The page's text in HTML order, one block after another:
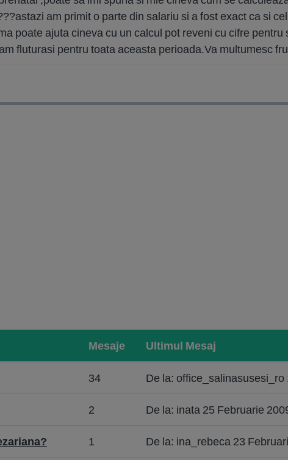
am primit o parte din salariu si a fost exact ca si
poate ajuta cineva cu un calcul pot reveni cu cifre pentru
fluturasi pentru toata aceasta perioada.Va multumesc
Mesaje Ultimul Mesaj
34 De la:
2 De la: inata 25 Februarie
1 De la: ina_rebeca 23